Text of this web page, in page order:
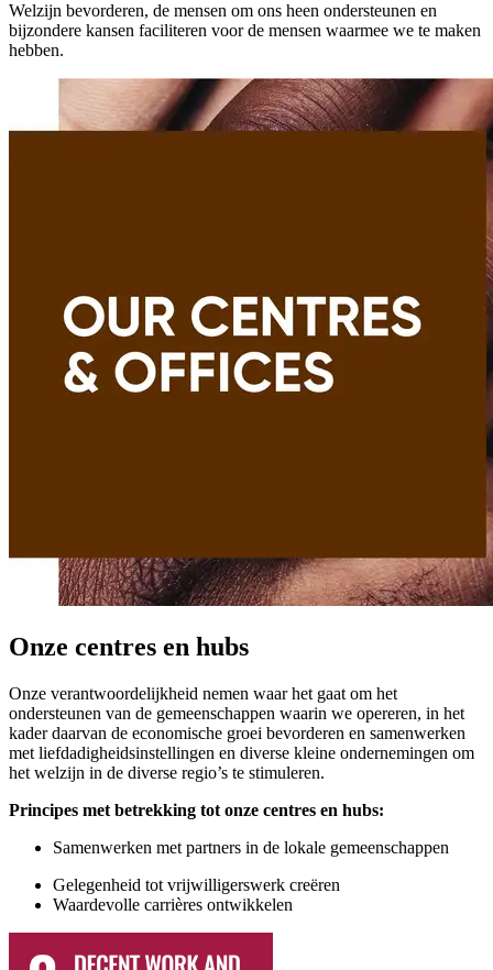
Welzijn bevorderen, de mensen om ons heen ondersteunen en
bijzondere kansen faciliteren voor de mensen waarmee we te maken
hebben.
Onze centres en hubs
Onze verantwoordelijkheid nemen waar het gaat om het
ondersteunen van de gemeenschappen waarin we opereren, in het
kader daarvan de economische groei bevorderen en samenwerken
met liefdadigheidsinstellingen en diverse kleine ondernemingen om
het welzijn in de diverse regio’s te stimuleren.
Principes met betrekking tot onze centres en hubs:
Samenwerken met partners in de lokale gemeenschappen
Gelegenheid tot vrijwilligerswerk creëren
Waardevolle carrières ontwikkelen